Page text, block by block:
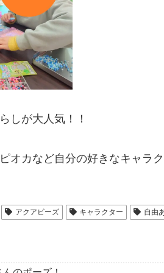
しが大人気！！
オカなど自分の好きなキャラ
アクアビーズ キャラクター 自由